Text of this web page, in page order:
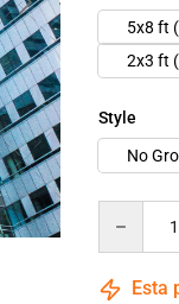
5x8 ft
2x3 ft
Style
No
Esta